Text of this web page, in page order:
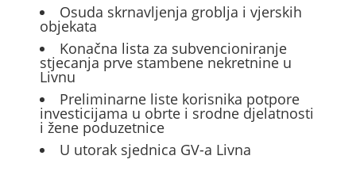
Osuda skrnavljenja groblja i vjerskih
objekata
Konačna lista za subvencioniranje
stjecanja prve stambene nekretnine u
Livnu
Preliminarne liste korisnika potpore
investicijama u obrte i srodne djelatnosti
i žene poduzetnice
U utorak sjednica GV-a Livna